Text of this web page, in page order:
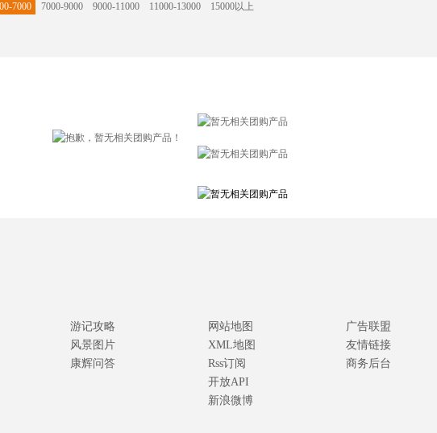
7000 7000-9000 9000-11000 11000-13000
15000以上
游记攻略
风景图片
康辉问答
网站地图
XML地图
Rss订阅
开放API
新浪微博
广告联盟
友情链接
商务后台